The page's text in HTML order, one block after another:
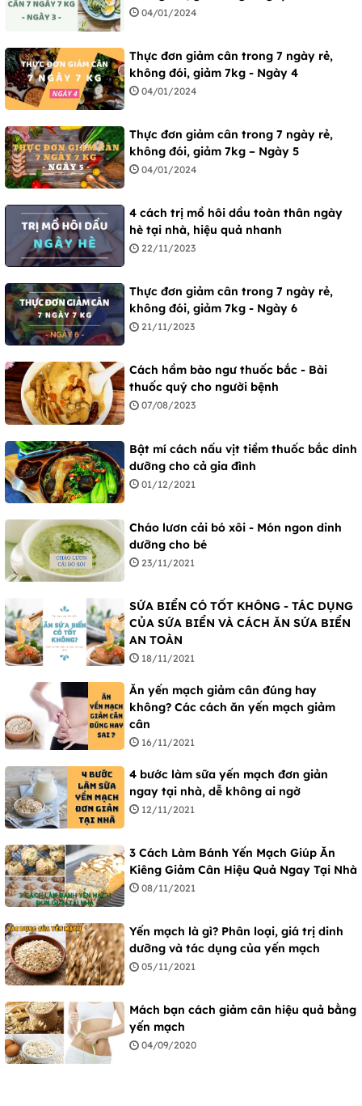
04/01/2024
Thực đơn giảm cân trong 7 ngày rẻ,
không đói, giảm 7kg - Ngày 4
04/01/2024
Thực đơn giảm cân trong 7 ngày rẻ,
không đói, giảm 7kg – Ngày 5
04/01/2024
4 cách trị mồ hôi dầu toàn thân ngày
hè tại nhà, hiệu quả nhanh
22/11/2023
Thực đơn giảm cân trong 7 ngày rẻ,
không đói, giảm 7kg - Ngày 6
21/11/2023
Cách hầm bào ngư thuốc bắc - Bài
thuốc quý cho người bệnh
07/08/2023
Bật mí cách nấu vịt tiềm thuốc bắc dinh
dưỡng cho cả gia đình
01/12/2021
Cháo lươn cải bó xôi - Món ngon dinh
dưỡng cho bé
23/11/2021
SỨA BIỂN CÓ TỐT KHÔNG - TÁC DỤNG
CỦA SỨA BIỂN VÀ CÁCH ĂN SỨA BIỂN
AN TOÀN
18/11/2021
Ăn yến mạch giảm cân đúng hay
không? Các cách ăn yến mạch giảm
cân
16/11/2021
4 bước làm sữa yến mạch đơn giản
ngay tại nhà, dễ không ai ngờ
12/11/2021
3 Cách Làm Bánh Yến Mạch Giúp Ăn
Kiêng Giảm Cân Hiệu Quả Ngay Tại Nhà
08/11/2021
Yến mạch là gì? Phân loại, giá trị dinh
dưỡng và tác dụng của yến mạch
05/11/2021
Mách bạn cách giảm cân hiệu quả bằng
yến mạch
04/09/2020